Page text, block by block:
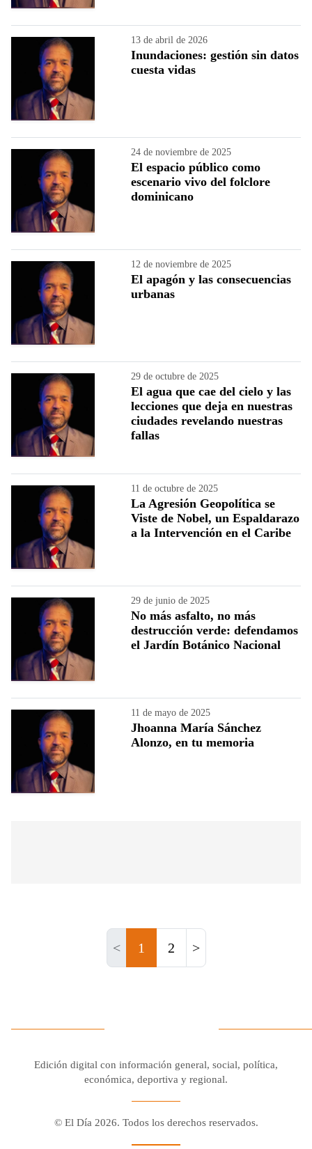
13 de abril de 2026
Inundaciones: gestión sin datos
cuesta vidas
24 de noviembre de 2025
El espacio público como
escenario vivo del folclore
dominicano
12 de noviembre de 2025
El apagón y las consecuencias
urbanas
29 de octubre de 2025
El agua que cae del cielo y las
lecciones que deja en nuestras
ciudades revelando nuestras
fallas
11 de octubre de 2025
La Agresión Geopolítica se
Viste de Nobel, un Espaldarazo
a la Intervención en el Caribe
29 de junio de 2025
No más asfalto, no más
destrucción verde: defendamos
el Jardín Botánico Nacional
11 de mayo de 2025
Jhoanna María Sánchez
Alonzo, en tu memoria
< 1 2 >
Edición digital con información general, social, política,
económica, deportiva y regional.
© El Día 2026. Todos los derechos reservados.